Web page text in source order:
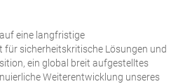
eine langfristige
sicherheitskritische Lösungen und
ein global breit aufgestelltes
Weiterentwicklung unseres